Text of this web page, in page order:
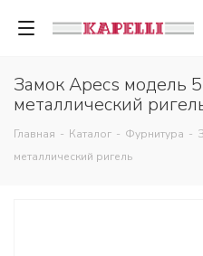
Замок Apecs модель
металлический
Главная - Каталог - Фурнитура -
металлический ригель